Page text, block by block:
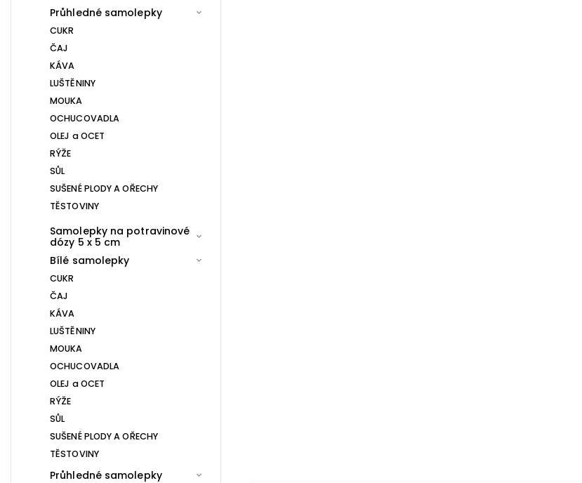
Průhledné samolepky
CUKR
ČAJ
KÁVA
LUŠTĚNINY
MOUKA
OCHUCOVADLA
OLEJ a OCET
RÝŽE
SŮL
SUŠENÉ PLODY A OŘECHY
TĚSTOVINY
Samolepky na potravinové
dózy 5 x 5 cm
Bílé samolepky
CUKR
ČAJ
KÁVA
LUŠTĚNINY
MOUKA
OCHUCOVADLA
OLEJ a OCET
RÝŽE
SŮL
SUŠENÉ PLODY A OŘECHY
TĚSTOVINY
Průhledné samolepky